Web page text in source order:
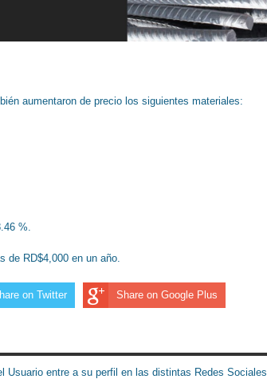
aumentaron de precio los siguientes materiales:
%.
de RD$4,000 en un año.
on Twitter Share on Google Plus
Usuario entre a su perfil en las distintas Redes Sociales.